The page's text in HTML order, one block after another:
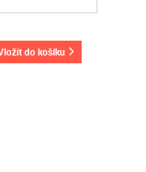
vložit do košíku